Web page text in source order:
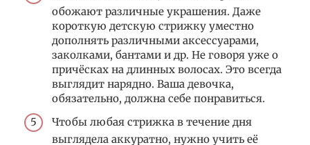
обожают различные украшения. Даже
короткую детскую стрижку уместно
дополнять различными аксессуарами,
заколками, бантами и др. Не говоря уже о
причёсках на длинных волосах. Это всегда
выглядит нарядно. Ваша девочка,
обязательно, должна себе понравиться.
Чтобы любая стрижка в течение дня
выглядела аккуратно, нужно учить её